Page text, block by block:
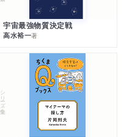
宇宙最強物質決定戦
高水裕一著
シリーズ・全集